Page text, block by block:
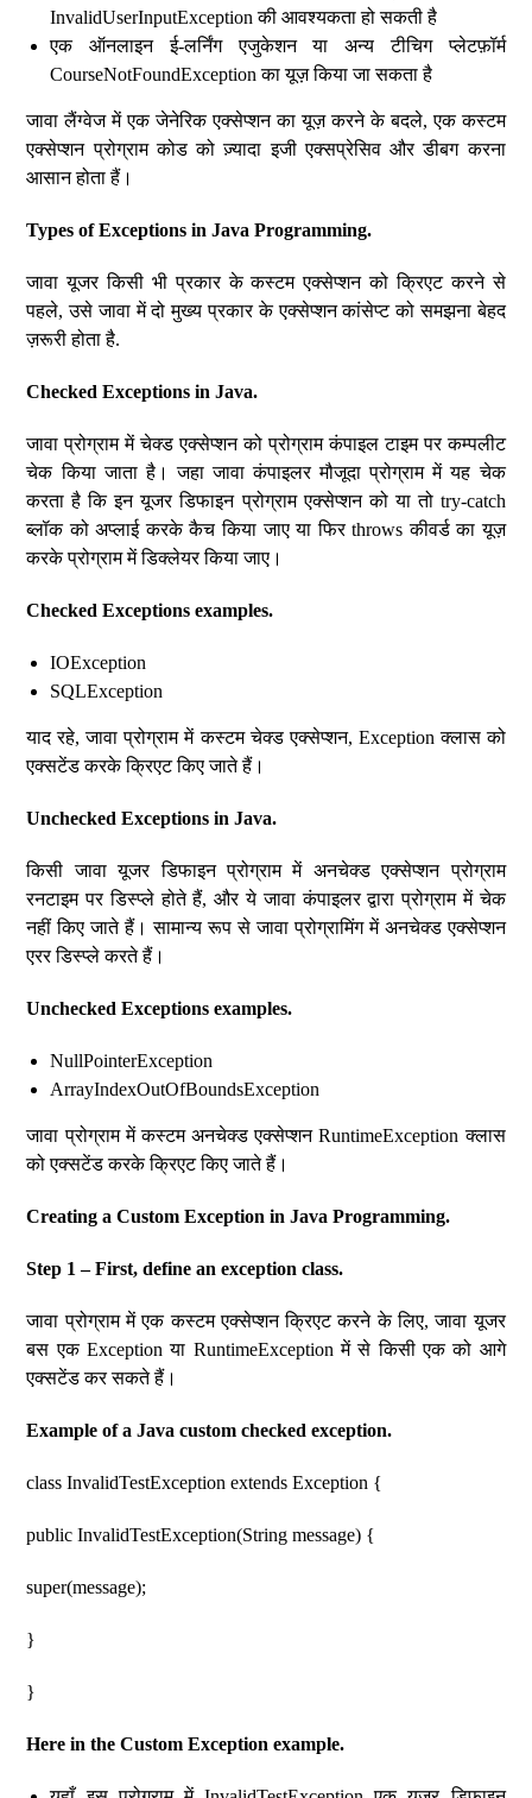
InvalidUserInputException की आवश्यकता हो सकती है
एक ऑनलाइन ई-लर्निंग एजुकेशन या अन्य टीचिग प्लेटफ़ॉर्म
CourseNotFoundException का यूज़ किया जा सकता है
जावा लैंग्वेज में एक जेनेरिक एक्सेप्शन का यूज़ करने के बदले, एक कस्टम
एक्सेप्शन प्रोग्राम कोड को ज़्यादा इजी एक्सप्रेसिव और डीबग करना
आसान होता हैं।
Types of Exceptions in Java Programming.
जावा यूजर किसी भी प्रकार के कस्टम एक्सेप्शन को क्रिएट करने से
पहले, उसे जावा में दो मुख्य प्रकार के एक्सेप्शन कांसेप्ट को समझना बेहद
ज़रूरी होता है.
Checked Exceptions in Java.
जावा प्रोग्राम में चेक्ड एक्सेप्शन को प्रोग्राम कंपाइल टाइम पर कम्पलीट
चेक किया जाता है। जहा जावा कंपाइलर मौजूदा प्रोग्राम में यह चेक
करता है कि इन यूजर डिफाइन प्रोग्राम एक्सेप्शन को या तो try-catch
ब्लॉक को अप्लाई करके कैच किया जाए या फिर throws कीवर्ड का यूज़
करके प्रोग्राम में डिक्लेयर किया जाए।
Checked Exceptions examples.
IOException
SQLException
याद रहे, जावा प्रोग्राम में कस्टम चेक्ड एक्सेप्शन, Exception क्लास को
एक्सटेंड करके क्रिएट किए जाते हैं।
Unchecked Exceptions in Java.
किसी जावा यूजर डिफाइन प्रोग्राम में अनचेक्ड एक्सेप्शन प्रोग्राम
रनटाइम पर डिस्प्ले होते हैं, और ये जावा कंपाइलर द्वारा प्रोग्राम में चेक
नहीं किए जाते हैं। सामान्य रूप से जावा प्रोग्रामिंग में अनचेक्ड एक्सेप्शन
एरर डिस्प्ले करते हैं।
Unchecked Exceptions examples.
NullPointerException
ArrayIndexOutOfBoundsException
जावा प्रोग्राम में कस्टम अनचेक्ड एक्सेप्शन RuntimeException क्लास
को एक्सटेंड करके क्रिएट किए जाते हैं।
Creating a Custom Exception in Java Programming.
Step 1 – First, define an exception class.
जावा प्रोग्राम में एक कस्टम एक्सेप्शन क्रिएट करने के लिए, जावा यूजर
बस एक Exception या RuntimeException में से किसी एक को आगे
एक्सटेंड कर सकते हैं।
Example of a Java custom checked exception.
class InvalidTestException extends Exception {
public InvalidTestException(String message) {
super(message);
}
}
Here in the Custom Exception example.